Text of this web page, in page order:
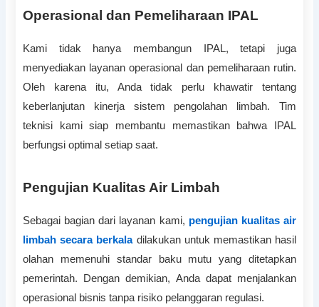
Operasional dan Pemeliharaan IPAL
Kami tidak hanya membangun IPAL, tetapi juga
menyediakan layanan operasional dan pemeliharaan rutin.
Oleh karena itu, Anda tidak perlu khawatir tentang
keberlanjutan kinerja sistem pengolahan limbah. Tim
teknisi kami siap membantu memastikan bahwa IPAL
berfungsi optimal setiap saat.
Pengujian Kualitas Air Limbah
Sebagai bagian dari layanan kami, pengujian kualitas air
limbah secara berkaladilakukan untuk memastikan hasil
olahan memenuhi standar baku mutu yang ditetapkan
pemerintah. Dengan demikian, Anda dapat menjalankan
operasional bisnis tanpa risiko pelanggaran regulasi.